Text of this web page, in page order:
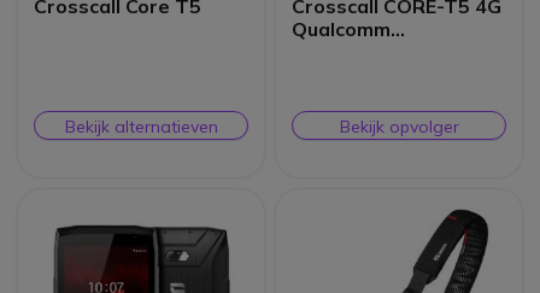
Crosscall Core T5
Bekijk alternatieven
Crosscall CORE-T5 4G
Qualcomm
(802.11ac) Zwart
Bekijk opvolger